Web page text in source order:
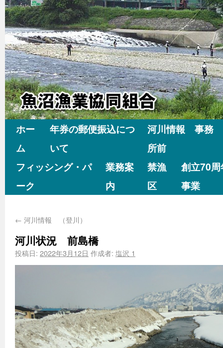
ホー
ム
年券の郵便振込につ
いて
河川情報 事務
所前
フィッシング・パ
ーク
業務案
内
禁漁
区
創立70
事業
← 河川情報 （登川）
河川状況 前島橋
投稿日: 2022年3月12日 作成者: 塩沢 1